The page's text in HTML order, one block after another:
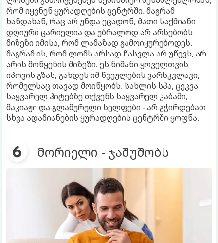
რომ იყვნენ ყურადღების ცენტრში. მაგრამ
ხანდახან, რაც არ უნდა ეცადონ, მათი საქმიანი
დღიური ცარიელია და უბრალოდ არ არსებობს
მიზეზი იმისა, რომ ლამაზად გამოიყურებოდეს.
მაგრამ ის, რომ ლომს არსად წასვლა არ უწევს, არ
არის მოწყენის მიზეზი. ეს ნიშანი ყოველთვის
იპოვის გზას, გახდეს იმ წვეულების ვარსკვლავი,
რომელსაც თავად მოიწყობს. სახლის სპა, ცეკვა
საყვარელ ჰიტებზე თქვენს საყვარელ კაბაში,
მაკიაჟი და გლამურული სელფები - არ გჭირდებათ
სხვა ადამიანების ყურადღების ცენტრში ყოფნა.
მორიელი - ჯაშუშობს